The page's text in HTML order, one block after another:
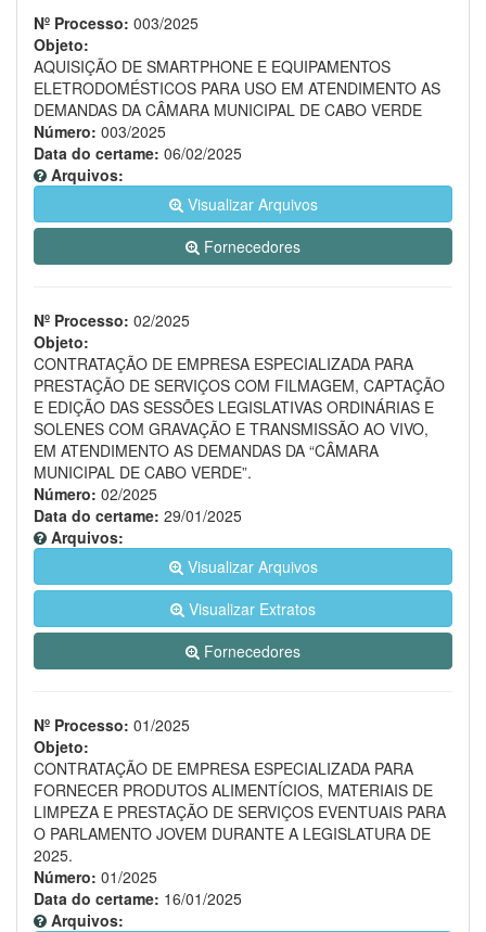
Nº Processo: 003/2025
Objeto:
AQUISIÇÃO DE SMARTPHONE E EQUIPAMENTOS
ELETRODOMÉSTICOS PARA USO EM ATENDIMENTO AS
DEMANDAS DA CÂMARA MUNICIPAL DE CABO VERDE
Número: 003/2025
Data do certame: 06/02/2025
Arquivos:
Visualizar Arquivos
Fornecedores
Nº Processo: 02/2025
Objeto:
CONTRATAÇÃO DE EMPRESA ESPECIALIZADA PARA
PRESTAÇÃO DE SERVIÇOS COM FILMAGEM, CAPTAÇÃO
E EDIÇÃO DAS SESSÕES LEGISLATIVAS ORDINÁRIAS E
SOLENES COM GRAVAÇÃO E TRANSMISSÃO AO VIVO,
EM ATENDIMENTO AS DEMANDAS DA “CÂMARA
MUNICIPAL DE CABO VERDE”.
Número: 02/2025
Data do certame: 29/01/2025
Arquivos:
Visualizar Arquivos
Visualizar Extratos
Fornecedores
Nº Processo: 01/2025
Objeto:
CONTRATAÇÃO DE EMPRESA ESPECIALIZADA PARA
FORNECER PRODUTOS ALIMENTÍCIOS, MATERIAIS DE
LIMPEZA E PRESTAÇÃO DE SERVIÇOS EVENTUAIS PARA
O PARLAMENTO JOVEM DURANTE A LEGISLATURA DE
2025.
Número: 01/2025
Data do certame: 16/01/2025
Arquivos: